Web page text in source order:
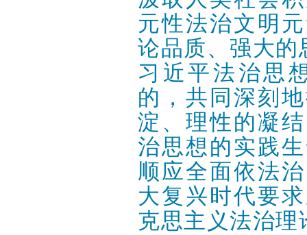
元性法治文明
论品质、强大的
习近平法治思
的，共同深刻
淀、理性的凝
治思想的实践
顺应全面依法
大复兴时代要
克思主义法治